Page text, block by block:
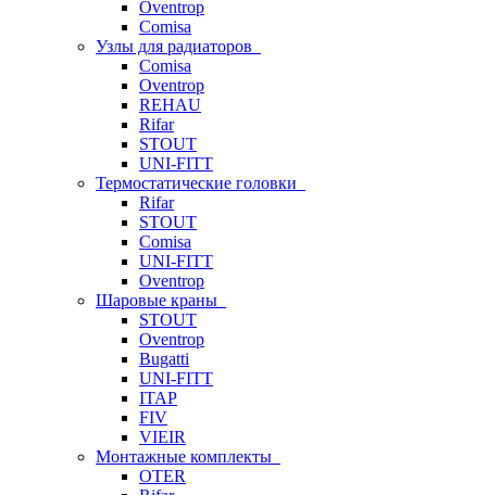
Oventrop
Comisa
Узлы для радиаторов
Comisa
Oventrop
REHAU
Rifar
STOUT
UNI-FITT
Термостатические головки
Rifar
STOUT
Comisa
UNI-FITT
Oventrop
Шаровые краны
STOUT
Oventrop
Bugatti
UNI-FITT
ITAP
FIV
VIEIR
Монтажные комплекты
OTER